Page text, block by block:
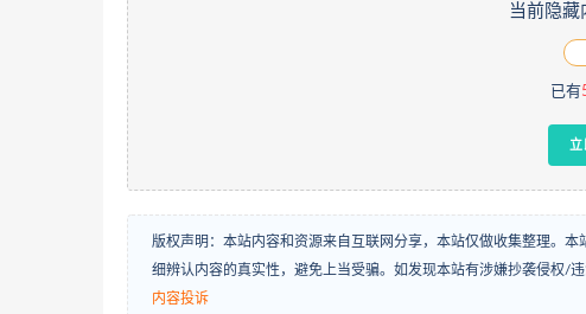
当前隐藏
已有
版权声明：本站内容和资源来自互联网分享，本站仅做收集整理。
细辨认内容的真实性，避免上当受骗。如发现本站有涉嫌抄袭侵权/
内容投诉